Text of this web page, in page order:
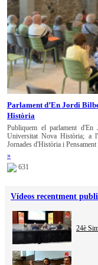
Parlament d’En Jordi
Història
Publiquem el parlament
Universitat Nova Història; a
Jornades d'Història i Pensament
»
631
Vídeos recentment
24è